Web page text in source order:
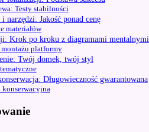
Testy stabilności
narzędzi: Jakość ponad cenę
materiałów
Krok po kroku z diagramami mentalnymi
montażu platformy
Twój domek, twój styl
Długowieczność gwarantowana